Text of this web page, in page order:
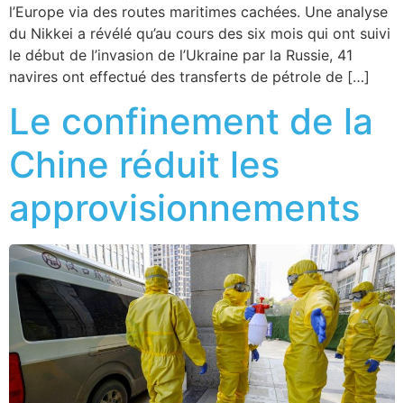
l’Europe via des routes maritimes cachées. Une analyse
du Nikkei a révélé qu’au cours des six mois qui ont suivi
le début de l’invasion de l’Ukraine par la Russie, 41
navires ont effectué des transferts de pétrole de […]
Le confinement de la
Chine réduit les
approvisionnements